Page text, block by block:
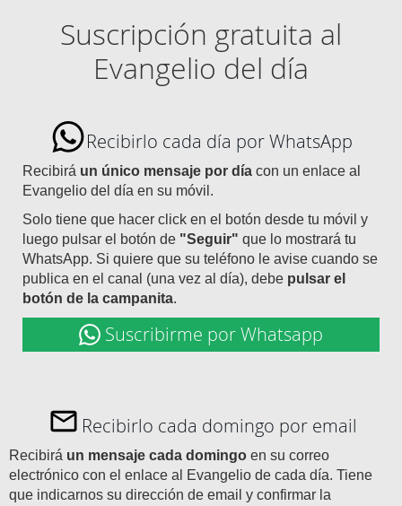
Suscripción gratuita al
Evangelio del día
Recibirlo cada día por WhatsApp
Recibirá un único mensaje por día con un enlace al
Evangelio del día en su móvil.
Solo tiene que hacer click en el botón desde tu móvil y
luego pulsar el botón de "Seguir" que lo mostrará tu
WhatsApp. Si quiere que su teléfono le avise cuando se
publica en el canal (una vez al día), debe pulsar el
botón de la campanita.
Suscribirme por Whatsapp
Recibirlo cada domingo por email
Recibirá un mensaje cada domingo en su correo
electrónico con el enlace al Evangelio de cada día. Tiene
que indicarnos su dirección de email y confirmar la